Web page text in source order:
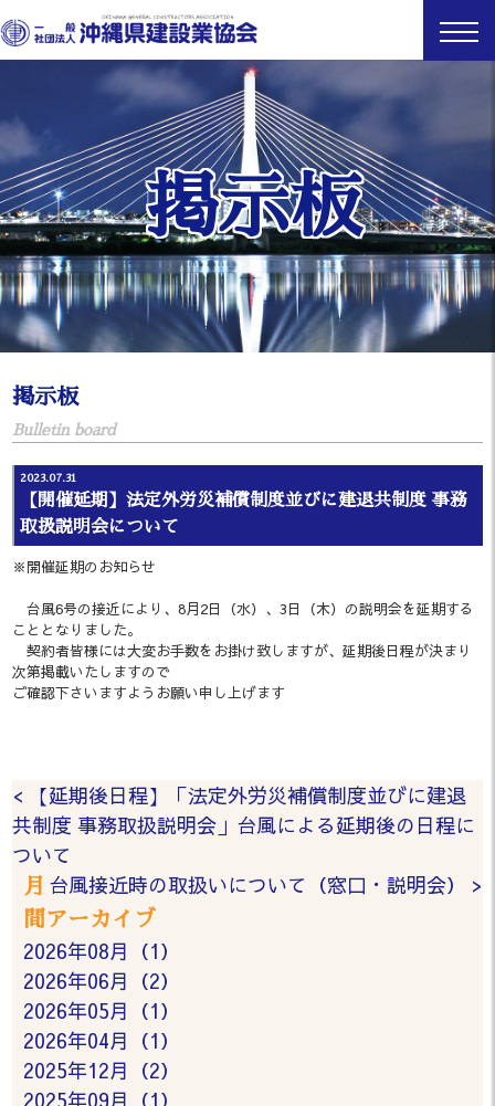
掲示板
掲示板
Bulletin board
2023.07.31
【開催延期】法定外労災補償制度並びに建退共制度 事務
取扱説明会について
※開催延期のお知らせ
台風6号の接近により、8月2日（水）、3日（木）の説明会を延期する
こととなりました。
契約者皆様には大変お手数をお掛け致しますが、延期後日程が決まり
次第掲載いたしますので
ご確認下さいますようお願い申し上げます
< 【延期後日程】「法定外労災補償制度並びに建退
共制度 事務取扱説明会」台風による延期後の日程に
ついて
台風接近時の取扱いについて（窓口・説明会） >
月
間アーカイブ
2026年08月（1）
2026年06月（2）
2026年05月（1）
2026年04月（1）
2025年12月（2）
2025年09月（1）